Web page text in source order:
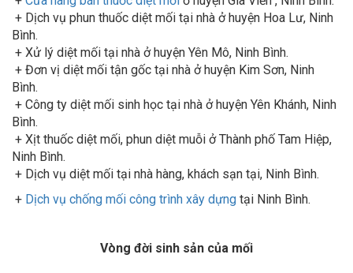
+ Dịch vụ phun thuốc diệt mối tại nhà ở huyện Hoa Lư, Ninh
Bình.
+ Xử lý diệt mối tại nhà ở huyện Yên Mô, Ninh Bình.
+ Đơn vị diệt mối tận gốc tại nhà ở huyện Kim Sơn, Ninh
Bình.
+ Công ty diệt mối sinh học tại nhà ở huyện Yên Khánh, Ninh
Bình.
+ Xịt thuốc diệt mối, phun diệt muỗi ở Thành phố Tam Hiệp,
Ninh Bình.
+ Dịch vụ diệt mối tại nhà hàng, khách sạn tại, Ninh Bình.
Dịch vụ chống mối công trình xây dựng tại Ninh Bình.
Vòng đời sinh sản của mối